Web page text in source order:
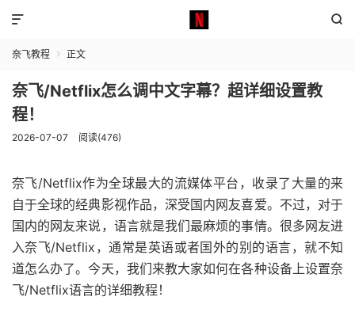


奈飞教程  正文
奈飞/Netflix怎么调中文字幕？超详细设置教
程！
2026-07-07 阅读(476)
奈飞/Netflix作为全球最大的流媒体平台，收录了大量的来
自于全球的经典影视作品，深受国内网友喜爱。不过，对于
国内的网友来说，语言就是我们最麻烦的事情。很多网友进
入奈飞/Netflix，通常是英语或者国外的别的语言，就不知
道怎么办了。今天，我们来教大家如何在各种设备上设置奈
飞/Netflix语言的详细教程！